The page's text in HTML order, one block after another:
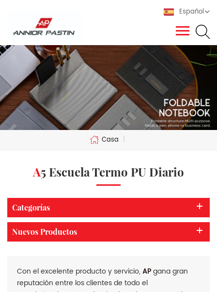
Español
Casa |
A5 Escuela Termo PU Diario
Categorías
Nuevos Productos
Con el excelente producto y servicio, APgana gran
reputación entre los clientes de todo el